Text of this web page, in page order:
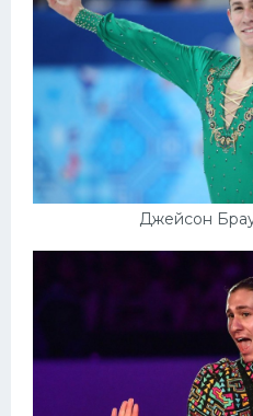
Джейсон